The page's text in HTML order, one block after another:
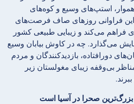
استپ‌های وسیع و کوه‌های
فراوانی روزهای صاف فرصت‌های
فراهم می‌کند و زیبایی طبیعی کشور
می‌گذارد. چه در کاوش بیابان وسیع
دورافتاده، بازدیدکنندگان و مردم
بی‌وقفه زیبای مغولستان زیر